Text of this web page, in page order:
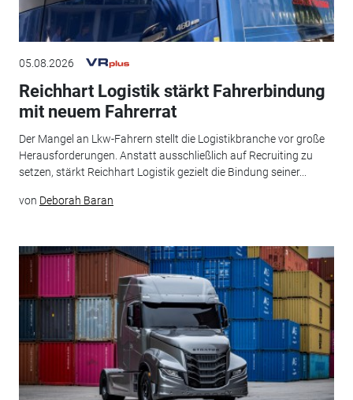
05.08.2026
Reichhart Logistik stärkt Fahrerbindung
mit neuem Fahrerrat
Der Mangel an Lkw-Fahrern stellt die Logistikbranche vor große
Herausforderungen. Anstatt ausschließlich auf Recruiting zu
setzen, stärkt Reichhart Logistik gezielt die Bindung seiner...
von Deborah Baran